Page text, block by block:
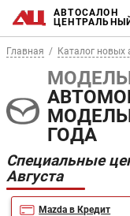
АВТОСАЛОН
ЦЕНТРАЛЬНЫЙ
Главная Каталог новых
ГОДА
Специальные
Августа
Mazda в Кредит